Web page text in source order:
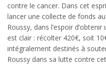
contre le cancer. Dans cet
lancer une collecte de fonds
Roussy, dans l’espoir
est clair : récolter 420€, soit
intégralement destinés à
Roussy dans sa lutte contre